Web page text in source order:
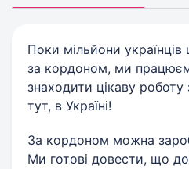
Поки мільйони
за кордоном, ми
знаходити цікаву
тут, в Україні!
За кордоном можна
Ми готові довести, що